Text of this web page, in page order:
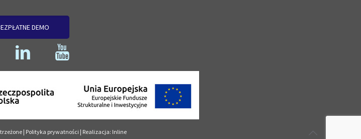
DEMO
| Polityka prywatności | Realizacja: Inline